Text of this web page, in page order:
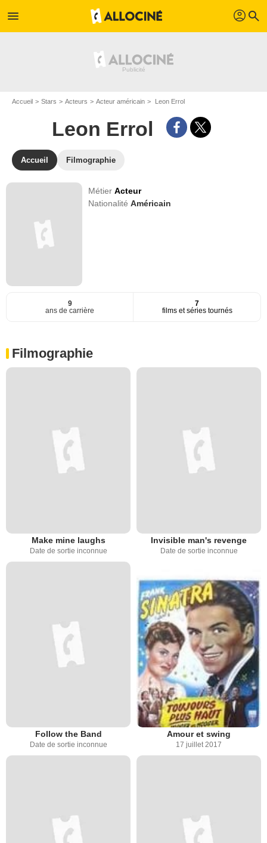
menu profil search
Accueil Stars Acteurs Acteur américain Leon Errol
Leon Errol
Accueil Filmographie
MétierActeur
NationalitéAméricain
9
ans de carrière
7
films et séries tournés
Filmographie
Make mine laughs
Date de sortie inconnue
Invisible man's revenge
Date de sortie inconnue
Follow the Band
Date de sortie inconnue
Amour et swing
17 juillet 2017